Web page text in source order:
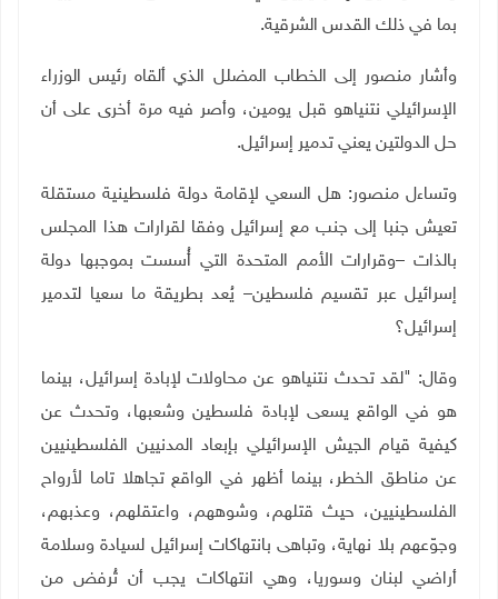
بما في ذلك القدس الشرقية.
وأشار منصور إلى الخطاب المضلل الذي ألقاه رئيس الوزراء
الإسرائيلي نتنياهو قبل يومين، وأصر فيه مرة أخرى على أن
حل الدولتين يعني تدمير إسرائيل.
وتساءل منصور: هل السعي لإقامة دولة فلسطينية مستقلة
تعيش جنبا إلى جنب مع إسرائيل وفقا لقرارات هذا المجلس
بالذات –وقرارات الأمم المتحدة التي أُسست بموجبها دولة
إسرائيل عبر تقسيم فلسطين– يُعد بطريقة ما سعيا لتدمير
إسرائيل؟
وقال: "لقد تحدث نتنياهو عن محاولات لإبادة إسرائيل، بينما
هو في الواقع يسعى لإبادة فلسطين وشعبها، وتحدث عن
كيفية قيام الجيش الإسرائيلي بإبعاد المدنيين الفلسطينيين
عن مناطق الخطر، بينما أظهر في الواقع تجاهلا تاما لأرواح
الفلسطينيين، حيث قتلهم، وشوههم، واعتقلهم، وعذبهم،
وجوّعهم بلا نهاية، وتباهى بانتهاكات إسرائيل لسيادة وسلامة
أراضي لبنان وسوريا، وهي انتهاكات يجب أن تُرفض من